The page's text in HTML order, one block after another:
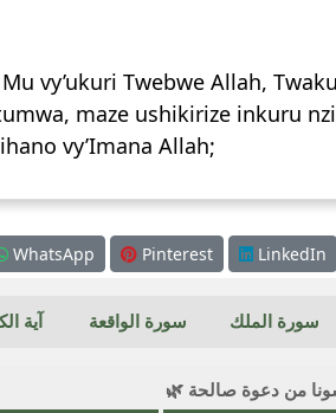
vy’ukuri Twebwe Allah,
maze ushikirize inkuru
vy’Imana Allah;
WhatsApp Pinterest LinkedIn
سورة الملك سورة الواقعة آية
من دعوة صالحة 🌿